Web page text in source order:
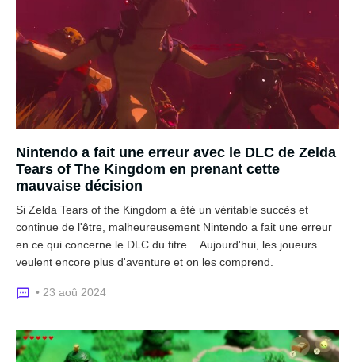
Nintendo a fait une erreur avec le DLC de Zelda
Tears of The Kingdom en prenant cette
mauvaise décision
Si Zelda Tears of the Kingdom a été un véritable succès et
continue de l'être, malheureusement Nintendo a fait une erreur
en ce qui concerne le DLC du titre... Aujourd'hui, les joueurs
veulent encore plus d'aventure et on les comprend.
• 23 aoû 2024